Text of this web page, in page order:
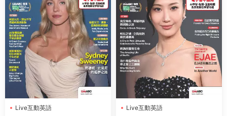
Live互動英語 Live互動英語